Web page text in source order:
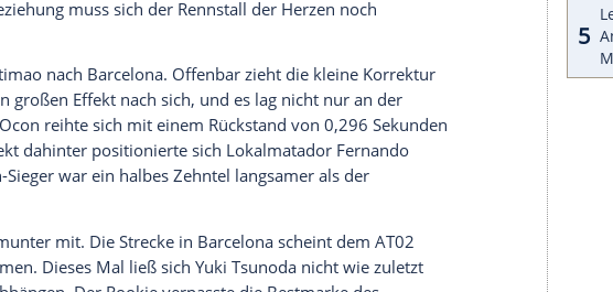
seine Runde ab. Ohne eine Steigerung endete sein Training auf
Nach zwei Sektoren fehlteVerstappen , der seinen
bestreiten wird, nur etwa eine Zehntelsekunde, bis er die
positiven Tag", resümierte der Niederländer sogar. "Das
Wie sehr werden wir erst am Samstag herausfinden."
Mercedesetwas hinterherzulaufen. Zumal sich auch Sergio Perez
landete hinterVerstappenauf der zehnten Position. "Auf eine